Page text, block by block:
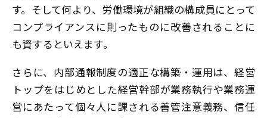
す。そして何より、労働環境が組織の構成員にとって
コンプライアンスに則ったものに改善されることに
も資するといえます。
さらに、内部通報制度の適正な構築・運用は、経営
トップをはじめとした経営幹部が業務執行や業務運
営にあたって個々人に課される善管注意義務、信任